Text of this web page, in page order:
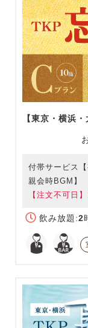
【東京・横浜
付帯サービス
親会時BGM】
【注文不可日
飲み放題:2